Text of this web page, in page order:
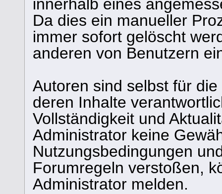
innerhalb eines
Da dies ein manueller
immer sofort gelöscht
anderen von Benutzern
Autoren sind selbst für
deren Inhalte
Vollständigkeit und
Administrator keine
Nutzungsbedingungen
Forumregeln verstoßen,
Administrator melden.